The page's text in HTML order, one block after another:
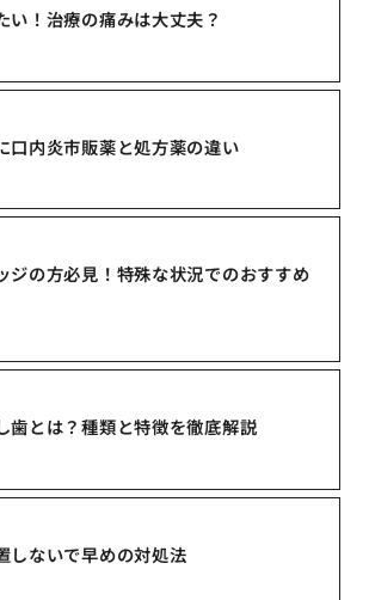
い！治療の痛みは大丈夫？
口内炎市販薬と処方薬の違い
ジの方必見！特殊な状況でのおすすめ
歯とは？種類と特徴を徹底解説
しないで早めの対処法